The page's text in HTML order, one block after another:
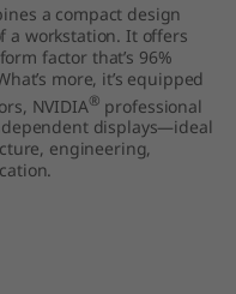
a compact design
a workstation. It offers
factor that’s 96%
more, it’s equipped
NVIDIA® professional
displays—ideal
engineering,